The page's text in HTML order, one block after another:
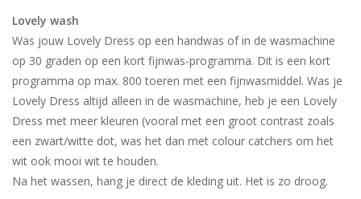
Lovely wash
Was jouw Lovely Dress op een handwas of in de wasmachine
op 30 graden op een kort fijnwas-programma. Dit is een kort
programma op max. 800 toeren met een fijnwasmiddel. Was je
Lovely Dress altijd alleen in de wasmachine, heb je een Lovely
Dress met meer kleuren (vooral met een groot contrast zoals
een zwart/witte dot, was het dan met colour catchers om het
wit ook mooi wit te houden.
Na het wassen, hang je direct de kleding uit. Het is zo droog.